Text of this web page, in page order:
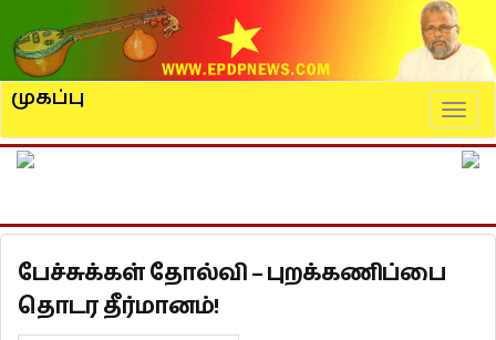
முகப்பு
பேச்சுக்கள் தோல்வி – புறக்கணிப்பை
தொடர தீர்மானம்!